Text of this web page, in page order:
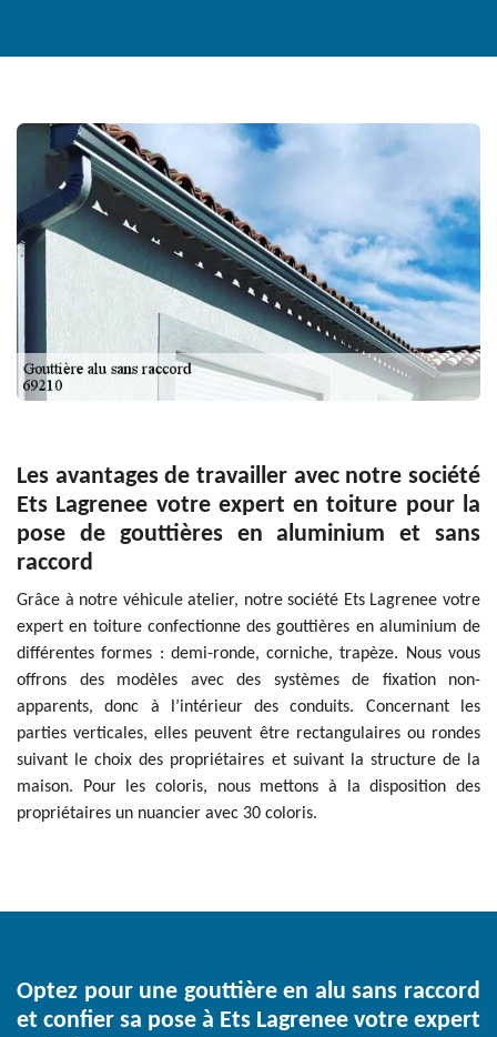
Les avantages de travailler avec notre société
Ets Lagrenee votre expert en toiture pour la
pose de gouttières en aluminium et sans
raccord
Grâce à notre véhicule atelier, notre société Ets Lagrenee votre
expert en toiture confectionne des gouttières en aluminium de
différentes formes : demi-ronde, corniche, trapèze. Nous vous
offrons des modèles avec des systèmes de fixation non-
apparents, donc à l’intérieur des conduits. Concernant les
parties verticales, elles peuvent être rectangulaires ou rondes
suivant le choix des propriétaires et suivant la structure de la
maison. Pour les coloris, nous mettons à la disposition des
propriétaires un nuancier avec 30 coloris.
Optez pour une gouttière en alu sans raccord
et confier sa pose à Ets Lagrenee votre expert